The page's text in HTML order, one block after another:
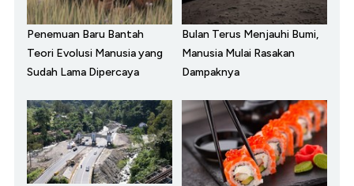
Penemuan Baru Bantah
Teori Evolusi Manusia yang
Sudah Lama Dipercaya
Bulan Terus Menjauhi Bumi,
Manusia Mulai Rasakan
Dampaknya